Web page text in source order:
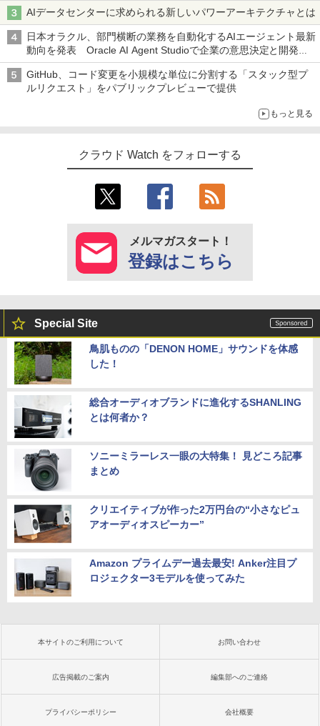
AIデータセンターに求められる新しいパワーアーキテクチャとは
日本オラクル、部門横断の業務を自動化するAIエージェント最新
動向を発表 Oracle AI Agent Studioで企業の意思決定と開発を
加速
GitHub、コード変更を小規模な単位に分割する「スタック型プ
ルリクエスト」をパブリックプレビューで提供
もっと見る
クラウド Watch をフォローする
メルマガスタート！
登録はこちら
Special Site
鳥肌ものの「DENON HOME」サウンドを体感
した！
総合オーディオブランドに進化するSHANLING
とは何者か？
ソニーミラーレス一眼の大特集！ 見どころ記事
まとめ
クリエイティブが作った2万円台の“小さなピュ
アオーディオスピーカー”
Amazon プライムデー過去最安! Anker注目プ
ロジェクター3モデルを使ってみた
本サイトのご利用について お問い合わせ
広告掲載のご案内 編集部へのご連絡
プライバシーポリシー 会社概要